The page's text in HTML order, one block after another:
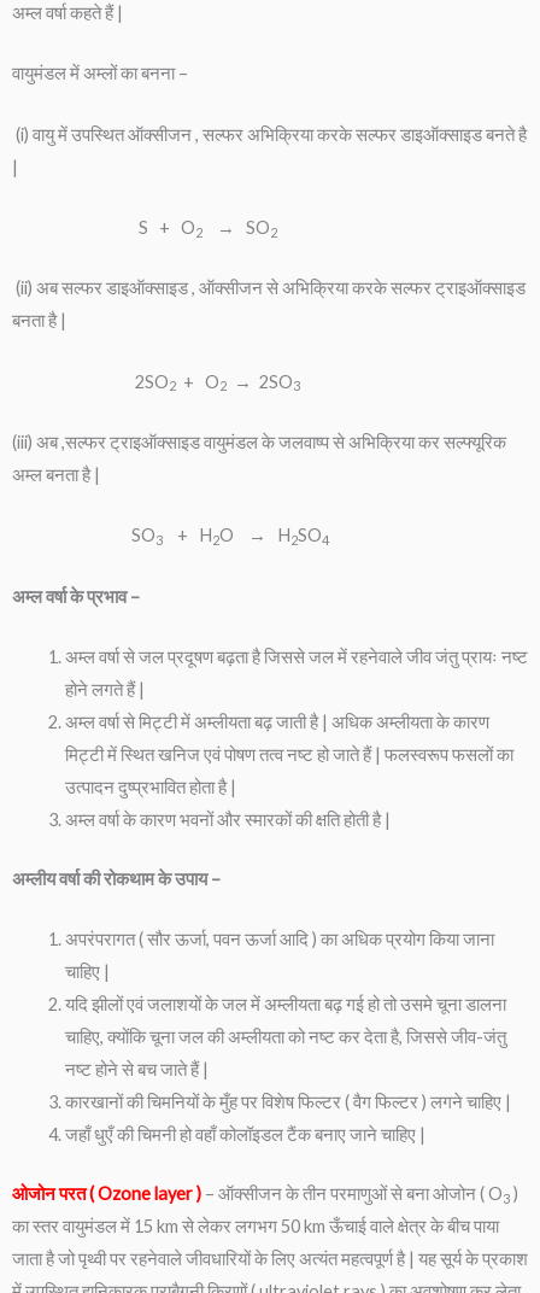
अम्ल वर्षा कहते हैं |
वायुमंडल में अम्लों का बनना –
(i) वायु में उपस्थित ऑक्सीजन , सल्फर अभिक्रिया करके सल्फर डाइऑक्साइड बनते है
|
S + O2 → SO2
(ii) अब सल्फर डाइऑक्साइड , ऑक्सीजन से अभिक्रिया करके सल्फर ट्राइऑक्साइड
बनता है |
2SO2 + O2 → 2SO3
(iii) अब ,सल्फर ट्राइऑक्साइड वायुमंडल के जलवाष्प से अभिक्रिया कर सल्फ्यूरिक
अम्ल बनता है |
SO3 + H2O → H2SO4
अम्ल वर्षा के प्रभाव –
अम्ल वर्षा से जल प्रदूषण बढ़ता है जिससे जल में रहनेवाले जीव जंतु प्रायः नष्ट
होने लगते हैं |
अम्ल वर्षा से मिट्टी में अम्लीयता बढ़ जाती है | अधिक अम्लीयता के कारण
मिट्टी में स्थित खनिज एवं पोषण तत्व नष्ट हो जाते हैं | फलस्वरूप फसलों का
उत्पादन दुष्प्रभावित होता है |
अम्ल वर्षा के कारण भवनों और स्मारकों की क्षति होती है |
अम्लीय वर्षा की रोकथाम के उपाय –
अपरंपरागत ( सौर ऊर्जा, पवन ऊर्जा आदि ) का अधिक प्रयोग किया जाना
चाहिए |
यदि झीलों एवं जलाशयों के जल में अम्लीयता बढ़ गई हो तो उसमे चूना डालना
चाहिए, क्योंकि चूना जल की अम्लीयता को नष्ट कर देता है, जिससे जीव-जंतु
नष्ट होने से बच जाते हैं |
कारखानों की चिमनियों के मुँह पर विशेष फिल्टर ( वैग फिल्टर ) लगने चाहिए |
जहाँ धुएँ की चिमनी हो वहाँ कोलॉइडल टैंक बनाए जाने चाहिए |
ओजोन परत ( Ozone layer ) – ऑक्सीजन के तीन परमाणुओं से बना ओजोन ( O3 )
का स्तर वायुमंडल में 15 km से लेकर लगभग 50 km ऊँचाई वाले क्षेत्र के बीच पाया
जाता है जो पृथ्वी पर रहनेवाले जीवधारियों के लिए अत्यंत महत्वपूर्ण है | यह सूर्य के प्रकाश